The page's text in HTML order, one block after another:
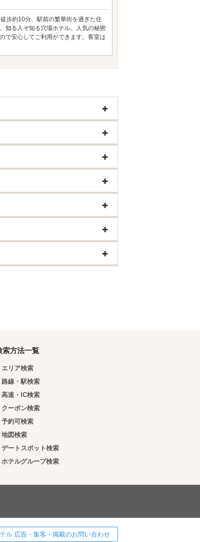
歩約10分、駅前の繁華街を過ぎた住
知る人ぞ知る穴場ホテル。人気の秘密
で安心してご利用ができます。客室は
索方法一覧
エリア検索
路線・駅検索
高速・IC検索
クーポン検索
予約可検索
地図検索
デートスポット検索
ホテルグループ検索
ル 広告・集客・掲載のお問い合わせ